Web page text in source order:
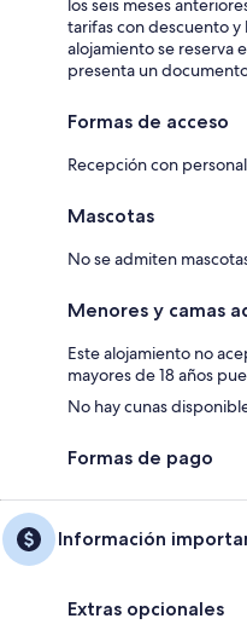
los seis meses
tarifas con descuento y
alojamiento se reserva
presenta un
Formas de acceso
Recepción con personal
Mascotas
No se admiten
Menores y camas
Este alojamiento no
mayores de 18 años
No hay cunas
Formas de pago
Información
Extras opcionales